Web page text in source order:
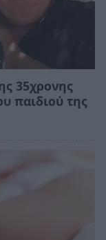
35χρονης
παιδιού της